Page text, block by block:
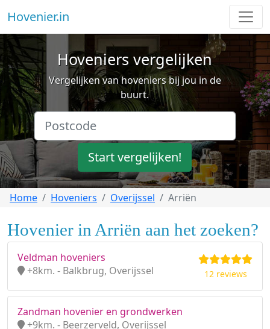
Hovenier.in
Hoveniers vergelijken
Vergelijken van hoveniers bij jou in de
buurt.
Start vergelijken!
Home Hoveniers Overijssel Arriën
Hovenier in Arriën aan het zoeken?
Veldman hoveniers
+8km. - Balkbrug, Overijssel
12 reviews
Zandman hovenier en grondwerken
+9km. - Beerzerveld, Overijssel